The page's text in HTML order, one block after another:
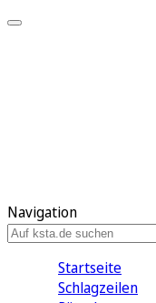
Navigation
Startseite
Schlagzeilen